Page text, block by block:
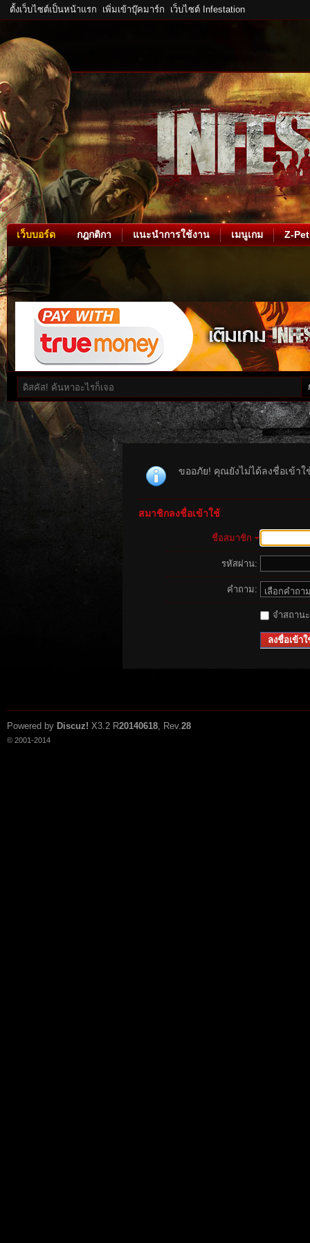
ตั้งเว็บไซต์เป็นหน้าแรก เพิ่มเข้าบุ๊คมาร์ก เว็บไซต์ Infestation
เว็บบอร์ด กฎกติกา แนะนำการใช้งาน เมนูเกม Z-Pet
ขออภัย! คุณยังไม่ได้ลงชื่อเข้า
สมาชิกลงชื่อเข้าใช้
ชื่อสมาชิก
รหัสผ่าน:
คำถาม:
จำสถาน
ลงชื่อเข้าใ
Powered by Discuz! X3.2 R20140618, Rev.28
© 2001-2014